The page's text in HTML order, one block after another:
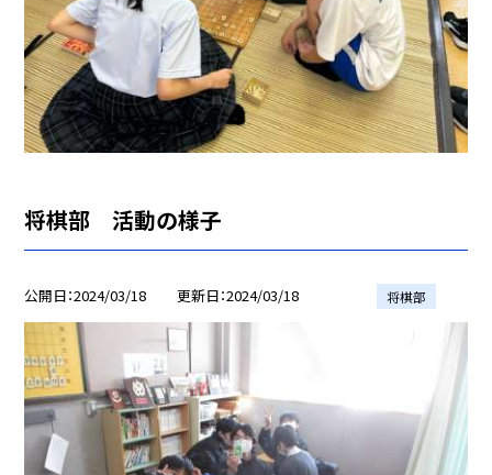
将棋部 活動の様子
公開日 2024/03/18 更新日 2024/03/18 将棋部